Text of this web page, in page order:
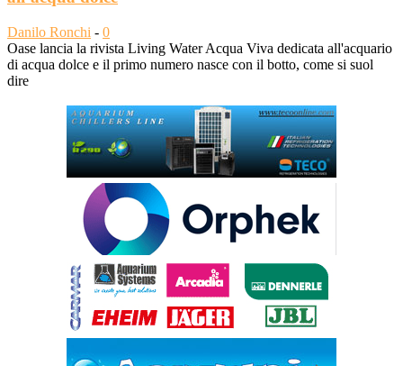
Danilo Ronchi - 0
Oase lancia la rivista Living Water Acqua Viva dedicata all'acquario
di acqua dolce e il primo numero nasce con il botto, come si suol
dire